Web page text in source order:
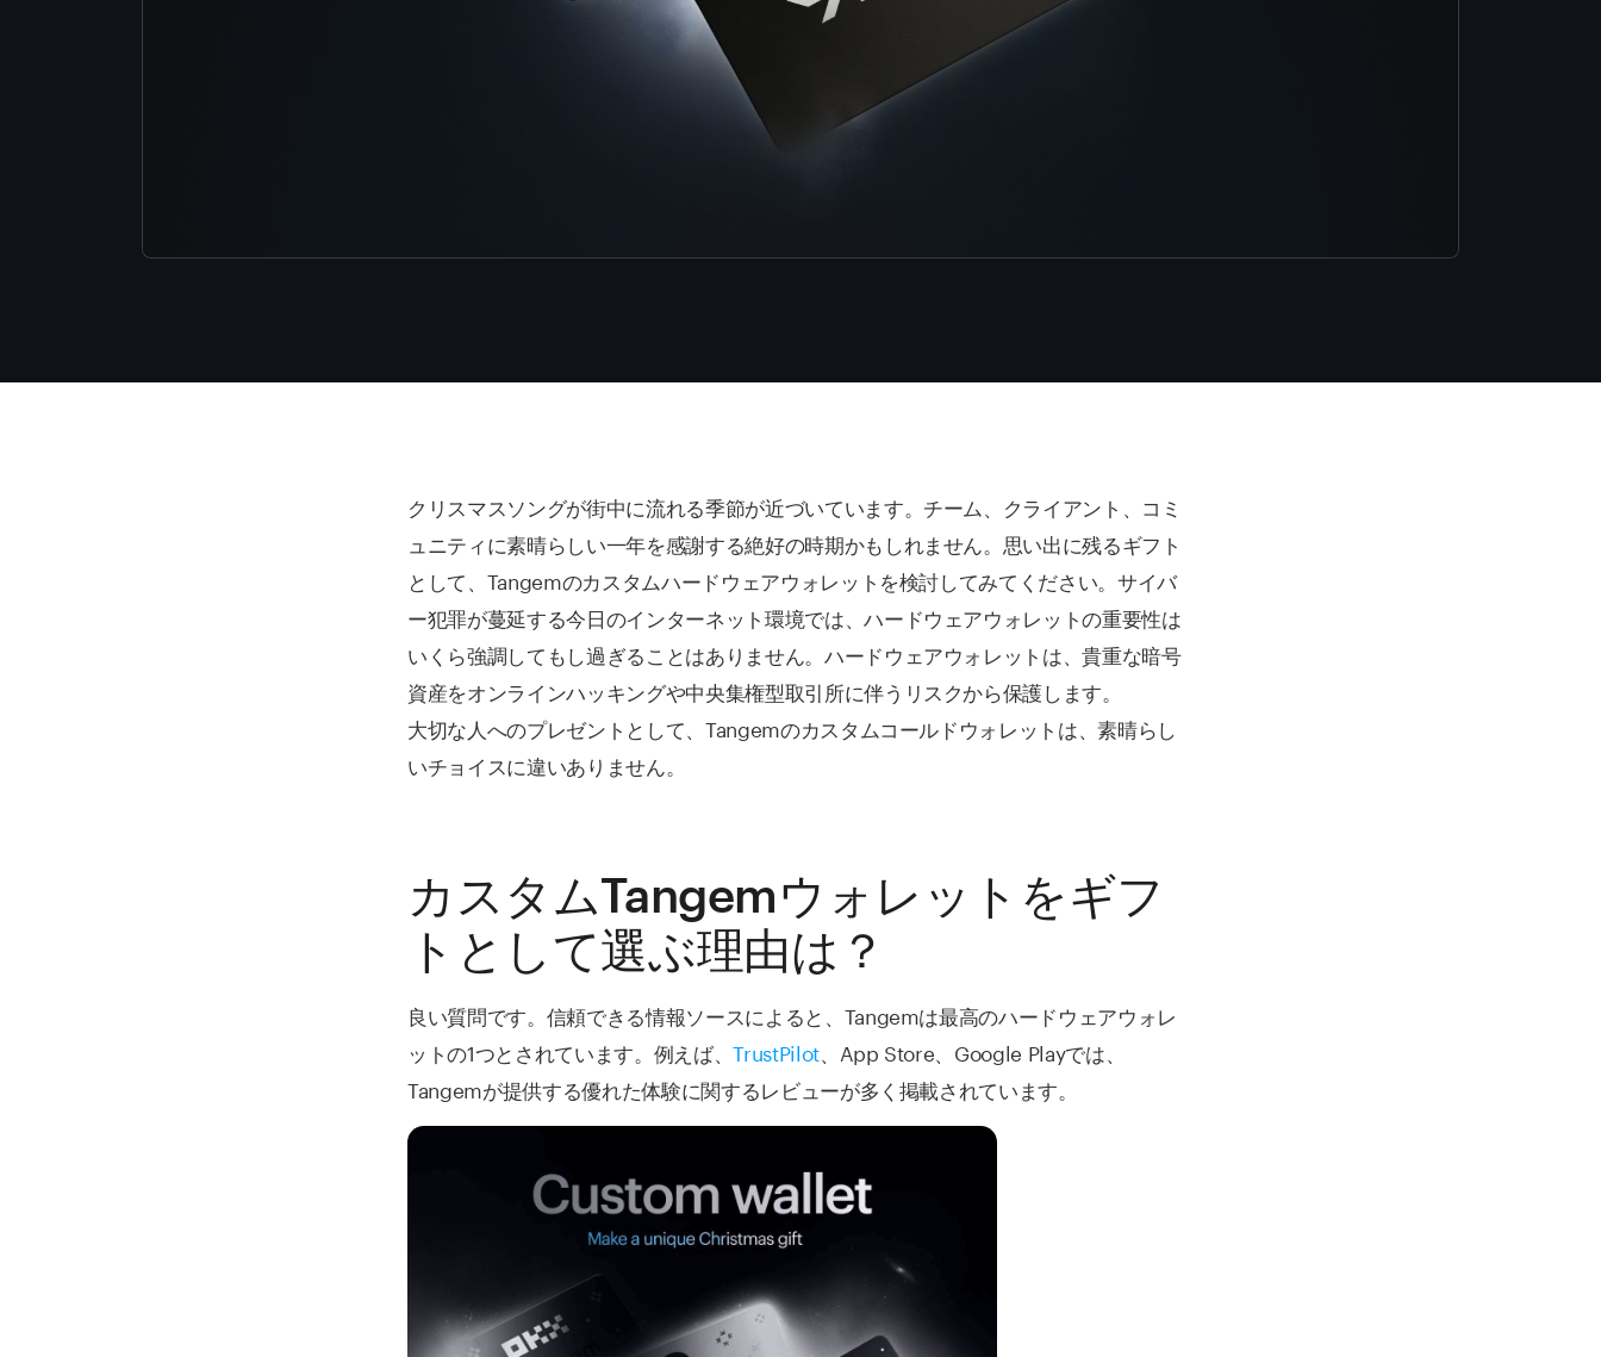
クリスマスソングが街中に流れる季節が近づいています。チーム、クライアント、コミ
ュニティに素晴らしい一年を感謝する絶好の時期かもしれません。思い出に残るギフト
として、Tangemのカスタムハードウェアウォレットを検討してみてください。サイバ
ー犯罪が蔓延する今日のインターネット環境では、ハードウェアウォレットの重要性は
いくら強調してもし過ぎることはありません。ハードウェアウォレットは、貴重な暗号
資産をオンラインハッキングや中央集権型取引所に伴うリスクから保護します。
大切な人へのプレゼントとして、Tangemのカスタムコールドウォレットは、素晴らし
いチョイスに違いありません。
カスタムTangemウォレットをギフ
トとして選ぶ理由は？
良い質問です。信頼できる情報ソースによると、Tangemは最高のハードウェアウォレ
ットの1つとされています。例えば、TrustPilot、App Store、Google Playでは、
Tangemが提供する優れた体験に関するレビューが多く掲載されています。